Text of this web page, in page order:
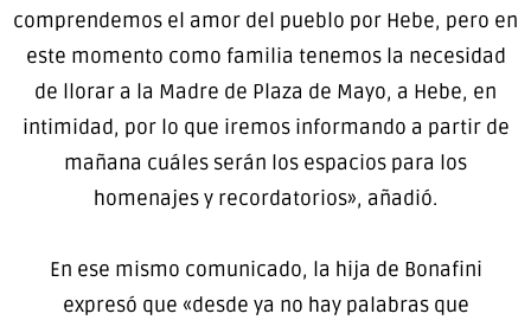
comprendemos el amor del pueblo por Hebe, pero en
este momento como familia tenemos la necesidad
de llorar a la Madre de Plaza de Mayo, a Hebe, en
intimidad, por lo que iremos informando a partir de
mañana cuáles serán los espacios para los
homenajes y recordatorios», añadió.
En ese mismo comunicado, la hija de Bonafini
expresó que «desde ya no hay palabras que